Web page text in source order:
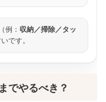
例： 収納／掃除／タッ
です。
でやるべき？